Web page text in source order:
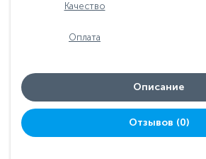
Качество
Оплата
Описание
Отзывов (0)